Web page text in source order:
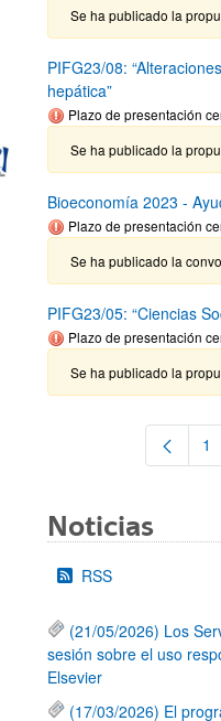
Se ha publicado la
PIFG23/08:
hepática”
Plazo de presentación
Se ha publicado la
Bioeconomía 2023 -
Plazo de presentación
Se ha publicado la
PIFG23/05: “Ciencias
Plazo de presentación
Se ha publicado la
1
Noticias
RSS
(21/05/2026) Los
sesión sobre el uso
Elsevier
(17/03/2026) El